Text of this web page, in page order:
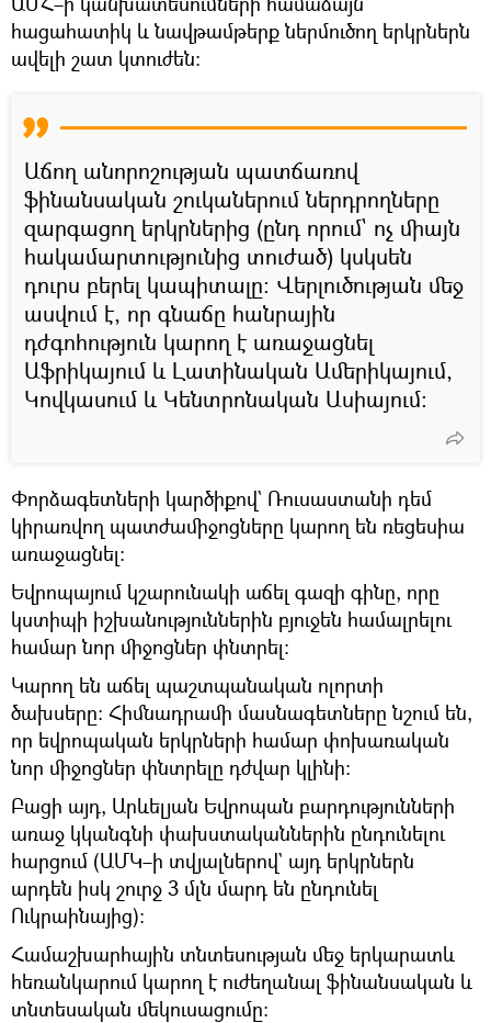
հացահատիկ և նավթամթերք ներմուծող երկրներն
ավելի շատ կտուժեն։
Աճող անորոշության պատճառով
ֆինանսական շուկաներում ներդրողները
զարգացող երկրներից (ընդ որում` ոչ միայն
հակամարտությունից տուժած) կսկսեն
դուրս բերել կապիտալը։ Վերլուծության մեջ
ասվում է, որ գնաճը հանրային
դժգոհություն կարող է առաջացնել
Աֆրիկայում և Լատինական Ամերիկայում,
Կովկասում և Կենտրոնական Ասիայում։
Փորձագետների կարծիքով` Ռուսաստանի դեմ
կիրառվող պատժամիջոցները կարող են ռեցեսիա
առաջացնել։
Եվրոպայում կշարունակի աճել գազի գինը, որը
կստիպի իշխանություններին բյուջեն համալրելու
համար նոր միջոցներ փնտրել։
Կարող են աճել պաշտպանական ոլորտի
ծախսերը։ Հիմնադրամի մասնագետները նշում են,
որ եվրոպական երկրների համար փոխառական
նոր միջոցներ փնտրելը դժվար կլինի։
Բացի այդ, Արևելյան Եվրոպան բարդությունների
առաջ կկանգնի փախստականներին ընդունելու
հարցում (ԱՄԿ–ի տվյալներով` այդ երկրներն
արդեն իսկ շուրջ 3 մլն մարդ են ընդունել
Ուկրաինայից)։
Համաշխարհային տնտեսության մեջ երկարատև
հեռանկարում կարող է ուժեղանալ ֆինանսական և
տնտեսական մեկուսացումը։